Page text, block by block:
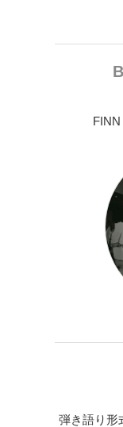
FINN
弾き語り形